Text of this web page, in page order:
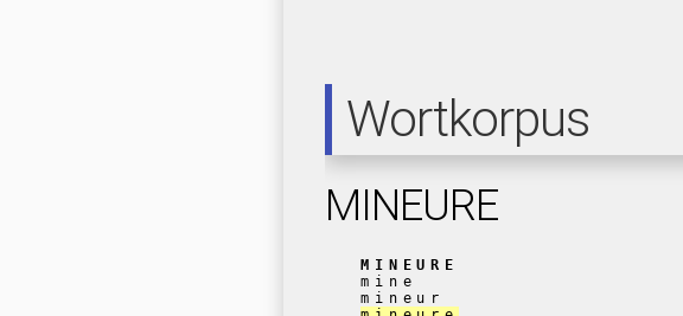
Wortkorpus
MINEURE
MINEURE
mine
mineur